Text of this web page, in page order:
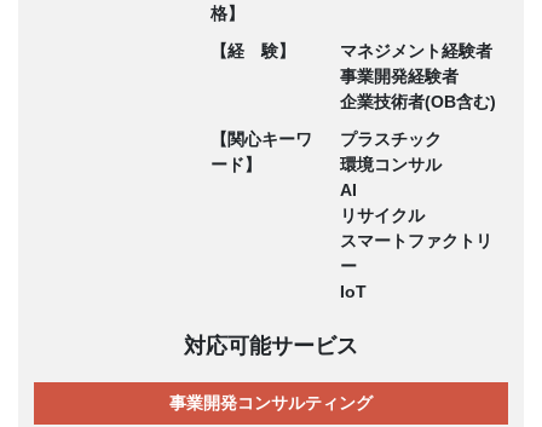
格】
【経 験】
マネジメント経験者
事業開発経験者
企業技術者(OB含む)
【関心キーワ
ード】
プラスチック
環境コンサル
AI
リサイクル
スマートファクトリ
ー
IoT
対応可能サービス
事業開発コンサルティング